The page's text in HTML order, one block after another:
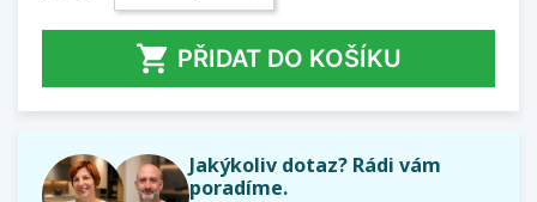
 PŘIDAT DO KOŠÍKU
Jakýkoliv dotaz? Rádi vám
poradíme.